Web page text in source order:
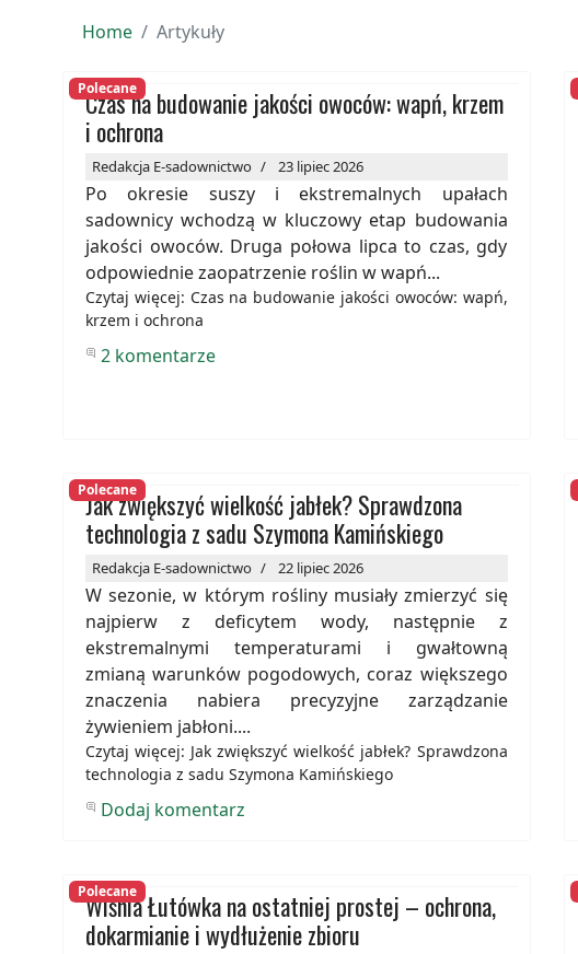
Home Artykuły
Polecane
Czas na budowanie jakości owoców: wapń, krzem
i ochrona
Redakcja E-sadownictwo 23 lipiec 2026
Po okresie suszy i ekstremalnych upałach
sadownicy wchodzą w kluczowy etap budowania
jakości owoców. Druga połowa lipca to czas, gdy
odpowiednie zaopatrzenie roślin w wapń...
Czytaj więcej: Czas na budowanie jakości owoców: wapń,
krzem i ochrona
2 komentarze
Polecane
Jak zwiększyć wielkość jabłek? Sprawdzona
technologia z sadu Szymona Kamińskiego
Redakcja E-sadownictwo 22 lipiec 2026
W sezonie, w którym rośliny musiały zmierzyć się
najpierw z deficytem wody, następnie z
ekstremalnymi temperaturami i gwałtowną
zmianą warunków pogodowych, coraz większego
znaczenia nabiera precyzyjne zarządzanie
żywieniem jabłoni....
Czytaj więcej: Jak zwiększyć wielkość jabłek? Sprawdzona
technologia z sadu Szymona Kamińskiego
Dodaj komentarz
Polecane
Wiśnia Łutówka na ostatniej prostej – ochrona,
dokarmianie i wydłużenie zbioru